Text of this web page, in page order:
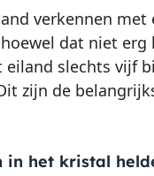
verkennen met
dat niet erg
eiland slechts vijf
zijn de
in het kristal